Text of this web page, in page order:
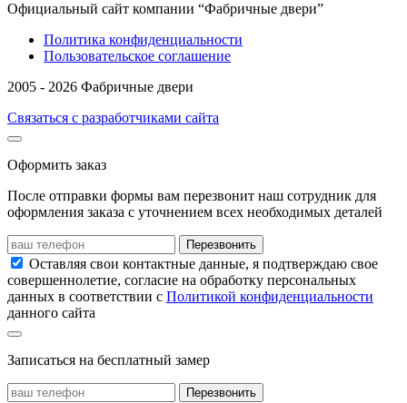
Официальный сайт компании “Фабричные двери”
Политика конфиденциальности
Пользовательское соглашение
2005 - 2026 Фабричные двери
Связаться с разработчиками сайта
Оформить заказ
После отправки формы вам перезвонит наш сотрудник для
оформления заказа с уточнением всех необходимых деталей
Перезвонить
Оставляя свои контактные данные, я подтверждаю свое
совершеннолетие, согласие на обработку персональных
данных в соответствии с Политикой конфиденциальности
данного сайта
Записаться на бесплатный замер
Перезвонить